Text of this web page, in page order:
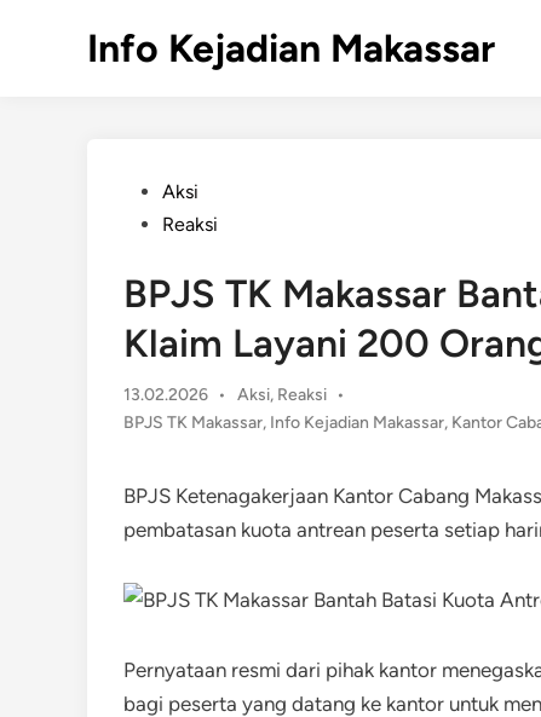
Info Kejadian Makassar
PostedAksi
Reaksi
BPJS TK Makassar
Klaim Layani 200
13.02.2026 •
Posted
in
Aksi, Reaksi
•
BPJS TK Makassar, Info Kejadian Makassar, Kantor
BPJS Ketenagakerjaan Kantor Cabang
pembatasan kuota antrean peserta setiap
Pernyataan resmi dari pihak kantor
bagi peserta yang datang ke kantor untuk